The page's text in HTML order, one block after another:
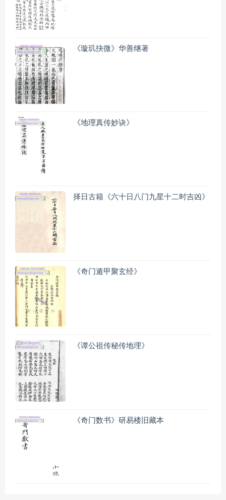
《璇玑抉微》华善继著
《地理真传妙诀》
择日古籍《六十日八门九星十二时吉凶》
《奇门遁甲聚玄经》
《谭公祖传秘传地理》
《奇门数书》研易楼旧藏本